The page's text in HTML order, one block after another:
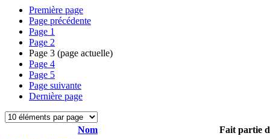
Première page
Page précédente
Page 1
Page 2
Page 3 (page actuelle)
Page 4
Page 5
Page suivante
Dernière page
Nom
Fait partie